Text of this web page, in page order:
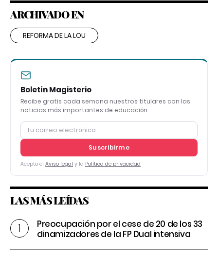
ARCHIVADO EN
REFORMA DE LA LOU
Boletín Magisterio
Recibe gratis cada semana nuestros titulares con las
noticias más importantes de educación
Suscribirme
Acepto el Aviso legal y la Política de privacidad
LAS MÁS LEÍDAS
Preocupación por el cese de 20 de los 33
dinamizadores de la FP Dual intensiva